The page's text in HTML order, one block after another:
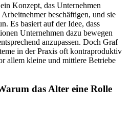
Konzept, das Unternehmen
beschäftigen, und sie
Es basiert auf der Idee, dass
Unternehmen dazu bewegen
anzupassen. Doch Graf
in der Praxis oft kontraproduktiv
allem kleine und mittlere Betriebe
das Alter eine Rolle